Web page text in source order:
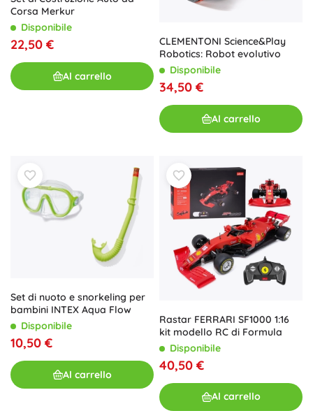
Corsa Merkur
Disponibile
22,50 €
Al carrello
CLEMENTONI Science&Play
Robotics: Robot evolutivo
Disponibile
34,50 €
Al carrello
Set di nuoto e snorkeling per
bambini INTEX Aqua Flow
Disponibile
10,50 €
Al carrello
Rastar FERRARI SF1000 1:16
kit modello RC di Formula
Disponibile
40,50 €
Al carrello